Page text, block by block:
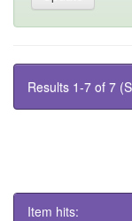
Results 1-7 of 7
Item hits: